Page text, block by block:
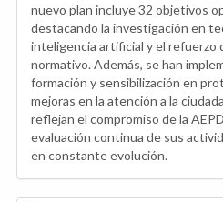
nuevo plan incluye 32 objetivos
destacando la investigación en
inteligencia artificial y el refuerzo
normativo. Además, se han
formación y sensibilización en
mejoras en la atención a la
reflejan el compromiso de la
evaluación continua de sus
en constante evolución.